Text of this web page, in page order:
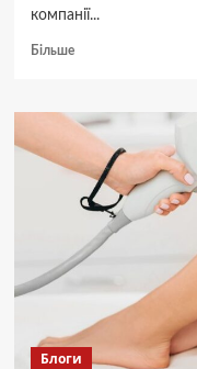
компанії...
БільшеДокладніше
постачальника
дронів
для
України:
Німеччині
зупинили
Блоги